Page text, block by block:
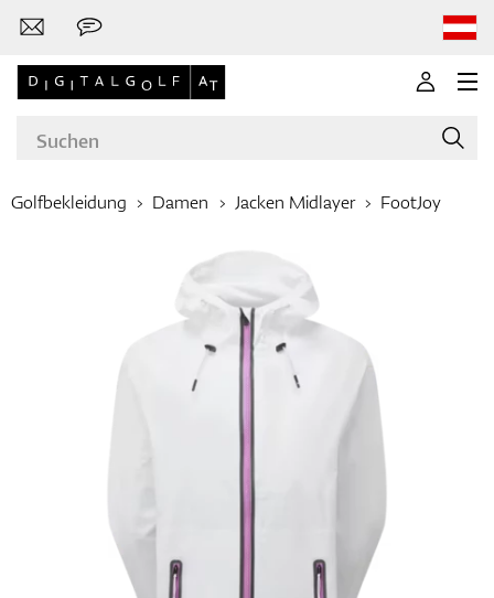
Marken
Golfschläger
Golfbekleidung Damen Jacken Midlayer FootJoy